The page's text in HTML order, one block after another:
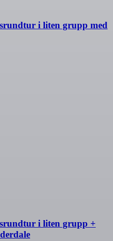
i liten grupp med
i liten grupp +